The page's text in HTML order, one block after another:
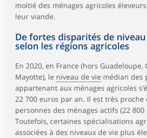
moitié des ménages agricoles
leur viande.
De fortes disparités de
selon les régions agricoles
En 2020, en France (hors Guadeloupe,
Mayotte), le niveau de vie médian des
appartenant aux ménages agricoles
22 700 euros par an. Il est très proche
personnes des ménages actifs (22
Toutefois, certaines spécialisations
associées à des niveaux de vie plus